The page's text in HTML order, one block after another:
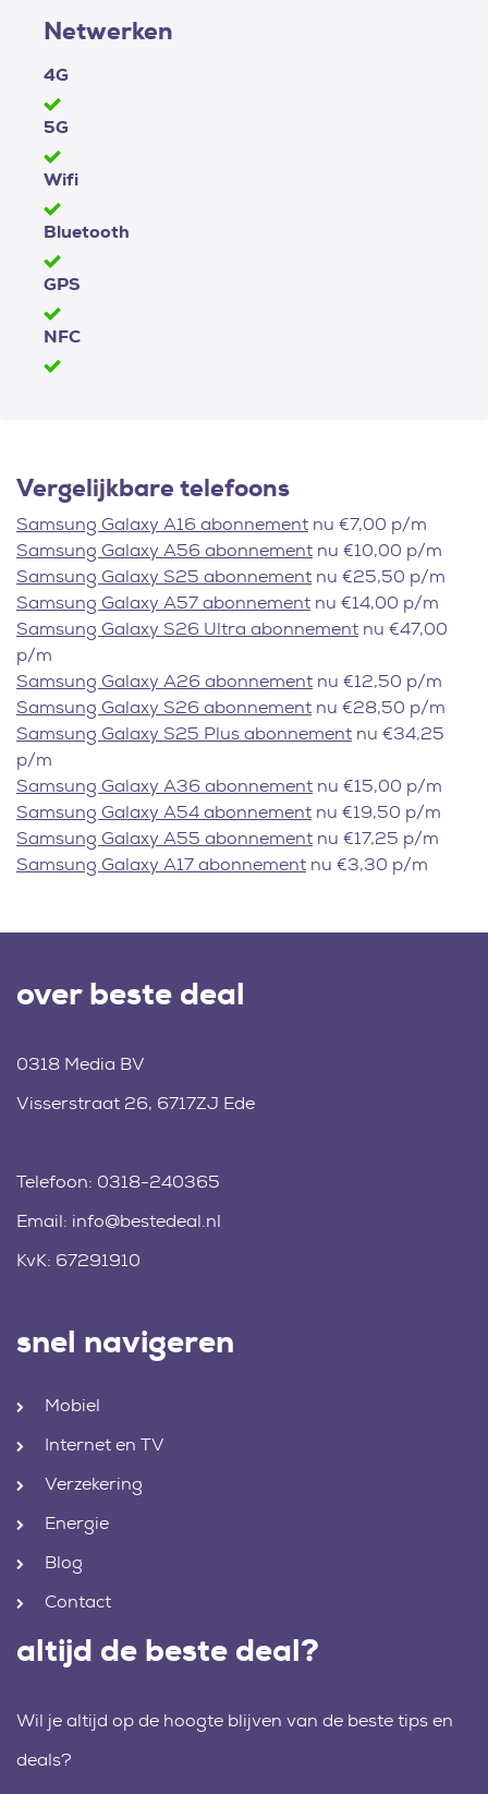
Netwerken
4G
5G
Wifi
Bluetooth
GPS
NFC
Vergelijkbare telefoons
Samsung Galaxy A16 abonnement nu €7,00 p/m
Samsung Galaxy A56 abonnement nu €10,00 p/m
Samsung Galaxy S25 abonnement nu €25,50 p/m
Samsung Galaxy A57 abonnement nu €14,00 p/m
Samsung Galaxy S26 Ultra abonnement nu €47,00
p/m
Samsung Galaxy A26 abonnement nu €12,50 p/m
Samsung Galaxy S26 abonnement nu €28,50 p/m
Samsung Galaxy S25 Plus abonnement nu €34,25
p/m
Samsung Galaxy A36 abonnement nu €15,00 p/m
Samsung Galaxy A54 abonnement nu €19,50 p/m
Samsung Galaxy A55 abonnement nu €17,25 p/m
Samsung Galaxy A17 abonnement nu €3,30 p/m
over beste deal
0318 Media BV
Visserstraat 26, 6717ZJ Ede
Telefoon: 0318-240365
Email: info@bestedeal.nl
KvK: 67291910
snel navigeren
Mobiel
Internet en TV
Verzekering
Energie
Blog
Contact
altijd de beste deal?
Wil je altijd op de hoogte blijven van de beste tips en
deals?